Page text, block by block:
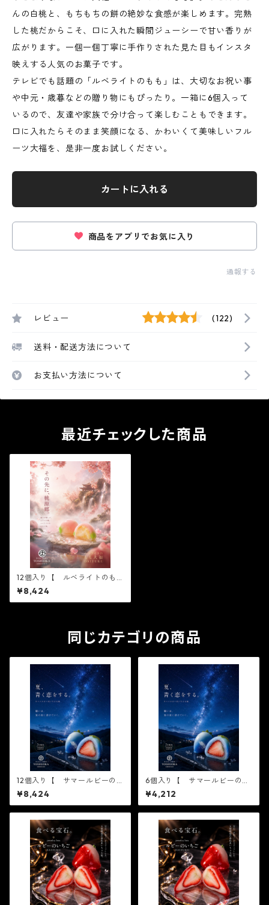
んの白桃と、もちもちの餅の絶妙な食感が楽しめます。完熟
した桃だからこそ、口に入れた瞬間ジューシーで甘い香りが
広がります。一個一個丁寧に手作りされた見た目もインスタ
映えする人気のお菓子です。
テレビでも話題の「ルベライトのもも」は、大切なお祝い事
や中元・歳暮などの贈り物にもぴったり。一箱に6個入って
いるので、友達や家族で分け合って楽しむこともできます。
口に入れたらそのまま笑顔になる、かわいくて美味しいフル
ーツ大福を、是非一度お試しください。
カートに入れる
商品をアプリでお気に入り
通報する
レビュー (122)
送料・配送方法について
お支払い方法について
最近チェックした商品
12個入り【 ルベライトのも
も 6個入り×2箱 】【フル
ーツ大福】ルベライトのもも6
個入り※配送日時指定必須
贈り物 フルーツ ギフト
¥8,424
同じカテゴリの商品
12個入り【 サマールビーの
いちご 6個入り×2箱 】テレ
ビで話題3/16ノンストップ放
送されました！※配送日時指
ーボックス いちご DAIFU
KU ありがとう ２０
２１ spring 春 イチゴ
大福 フルーツ大福 お取り
寄せ テレビで話題
¥8,424
6個入り【 サマールビーのい
ちご 6個入り×1箱 】テレビで
話題3/16ノンストップ放送さ
れました！※配送日時指定必
ックス いちご DAIFUKU
ありがとう ２０２
１ spring 春 イチゴ 大
福 フルーツ大福 お取り寄
せ テレビで話題
¥4,212